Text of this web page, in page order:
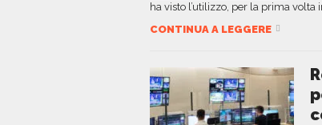
ha visto l’utilizzo, per la prima volta
CONTINUA A LEGGERE